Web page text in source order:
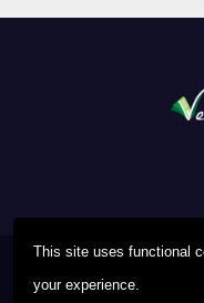
This site uses functional
your experience.
Proudly powered by